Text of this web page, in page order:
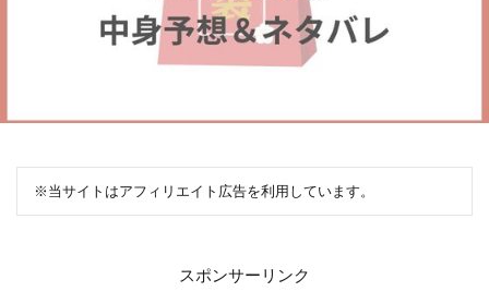
※当サイトはアフィリエイト広告を利用しています。
スポンサーリンク